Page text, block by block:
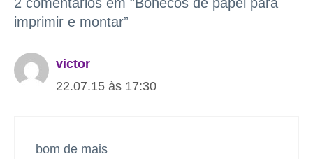
imprimir e montar”
victor
22.07.15 às 17:30
bom de mais